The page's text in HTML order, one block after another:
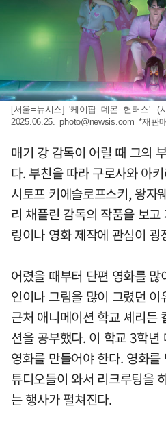
[서울=뉴시스] '케이팝 데몬 헌터스'. (
2025.06.25.photo@newsis.com *재판
매기 강 감독이 어릴 때 그의
다. 부친을 따라 구로사와 아
시토프 키에슬로프스키, 왕
리 채플린 감독의 작품을 보
링이나 영화 제작에 관심이 굉
어렸을 때부터 단편 영화를
인이나 그림을 많이 그렸던
근처 애니메이션 학교 셰리든
션을 공부했다. 이 학교 3학년
영화를 만들어야 한다. 영화
튜디오들이 와서 리크루팅을
는 행사가 펼쳐진다.